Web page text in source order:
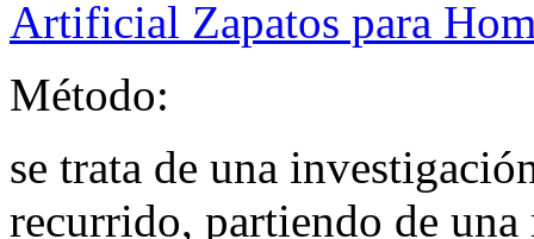
Artificial Zapatos para
Método:
se trata de una
recurrido, partiendo de